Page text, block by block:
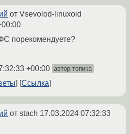
от Vsevolod-linuxoid
порекомендуете?
+00:00 автор топика
Ссылка
от stach 17.03.2024 07:32:33